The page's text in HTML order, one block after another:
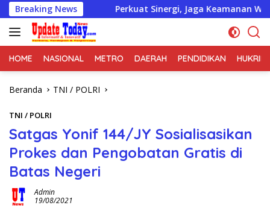
Langsung
ke
konten
Breaking NewsPerkuat Sinergi, Jaga Keamanan Wilayah, Koramil
HOME NASIONAL METRO DAERAH PENDIDIKAN HUKRIM
Beranda TNI / POLRI
TNI / POLRI
Satgas Yonif 144/JY Sosialisasikan
Prokes dan Pengobatan Gratis di
Batas Negeri
Admin
19/08/2021